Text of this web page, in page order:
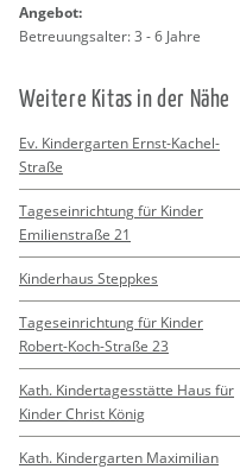
An­ge­bot:
Be­treu­ungs­al­ter: 3 - 6 Jahre
Wei­te­re Kitas in der Nähe
Ev. Kindergarten Ernst-Kachel-
Straße
Tageseinrichtung für Kinder
Emilienstraße 21
Kinderhaus Steppkes
Tageseinrichtung für Kinder
Robert-Koch-Straße 23
Kath. Kindertagesstätte Haus für
Kinder Christ König
Kath. Kindergarten Maximilian